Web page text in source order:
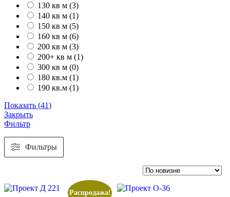
130 кв м (3)
140 кв м (1)
150 кв м (5)
160 кв м (6)
200 кв м (3)
200+ кв м (1)
300 кв м (0)
180 кв.м (1)
190 кв.м (1)
Показать (41)
Закрыть
Фильтр
Фильтры
Распродажа!